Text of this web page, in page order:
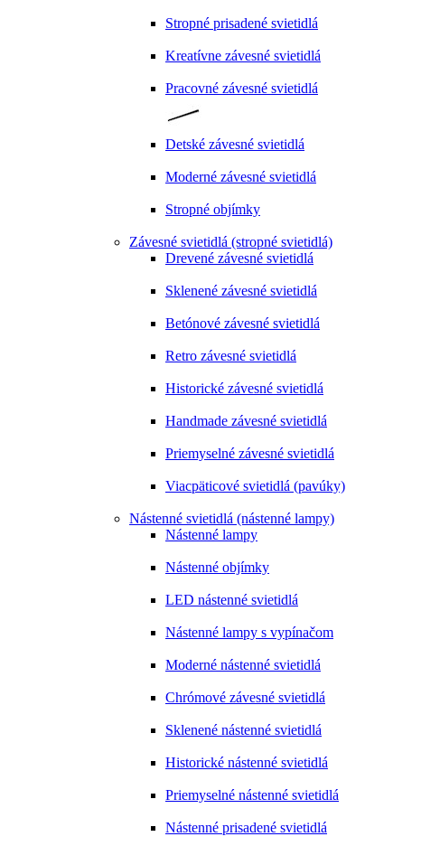
Stropné prisadené svietidlá
Kreatívne závesné svietidlá
Pracovné závesné svietidlá
Detské závesné svietidlá
Moderné závesné svietidlá
Stropné objímky
Závesné svietidlá (stropné svietidlá)
Drevené závesné svietidlá
Sklenené závesné svietidlá
Betónové závesné svietidlá
Retro závesné svietidlá
Historické závesné svietidlá
Handmade závesné svietidlá
Priemyselné závesné svietidlá
Viacpäticové svietidlá (pavúky)
Nástenné svietidlá (nástenné lampy)
Nástenné lampy
Nástenné objímky
LED nástenné svietidlá
Nástenné lampy s vypínačom
Moderné nástenné svietidlá
Chrómové závesné svietidlá
Sklenené nástenné svietidlá
Historické nástenné svietidlá
Priemyselné nástenné svietidlá
Nástenné prisadené svietidlá